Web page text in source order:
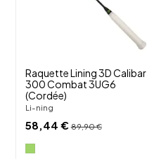
Raquette Lining 3D Calibar
300 Combat 3UG6
(Cordée)
Li-ning
58,44 €89,90 €